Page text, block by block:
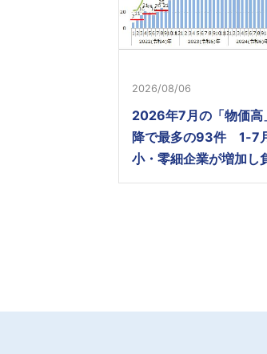
2026/08/06
2026年7月の「物価
降で最多の93件 1-7
小・零細企業が増加し